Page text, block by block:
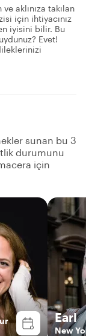
aklınıza takılan
için ihtiyacınız
iyisini bilir. Bu
Evet!
sunan bu 3
durumunu
için
Earl
New